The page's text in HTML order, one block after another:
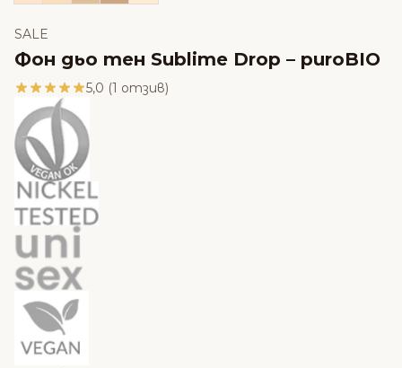
SALE
Фон дьо тен Sublime Drop – puroBIO
5,0 (1 отзив)